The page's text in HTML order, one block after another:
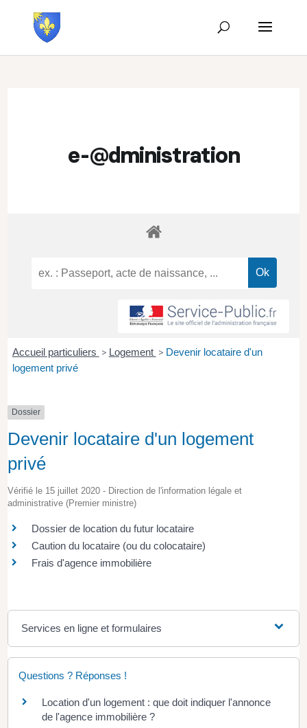
e-@dministration
Accueil particuliers > Logement > Devenir locataire d'un
logement privé
Dossier
Devenir locataire d'un logement
privé
Vérifié le 15 juillet 2020 - Direction de l'information légale et
administrative (Premier ministre)
Dossier de location du futur locataire
Caution du locataire (ou du colocataire)
Frais d'agence immobilière
Services en ligne et formulaires
Questions ? Réponses !
Location d'un logement : que doit indiquer l'annonce
de l'agence immobilière ?